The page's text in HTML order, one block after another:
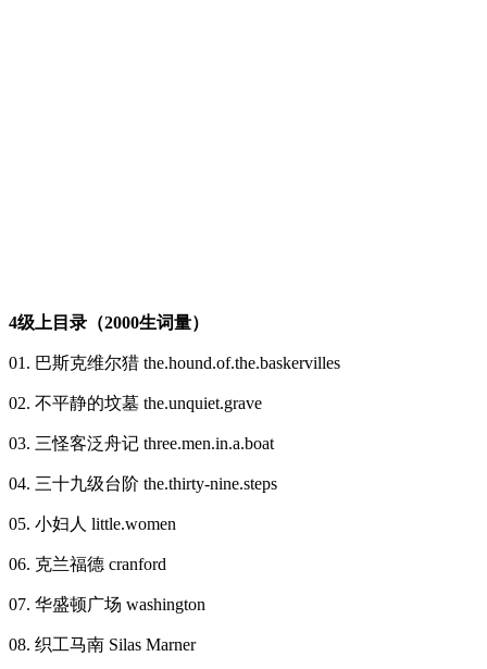
4级上目录（2000生词量）
01. 巴斯克维尔猎 the.hound.of.the.baskervilles
02. 不平静的坟墓 the.unquiet.grave
03. 三怪客泛舟记 three.men.in.a.boat
04. 三十九级台阶 the.thirty-nine.steps
05. 小妇人 little.women
06. 克兰福德 cranford
07. 华盛顿广场 washington
08. 织工马南 Silas Marner